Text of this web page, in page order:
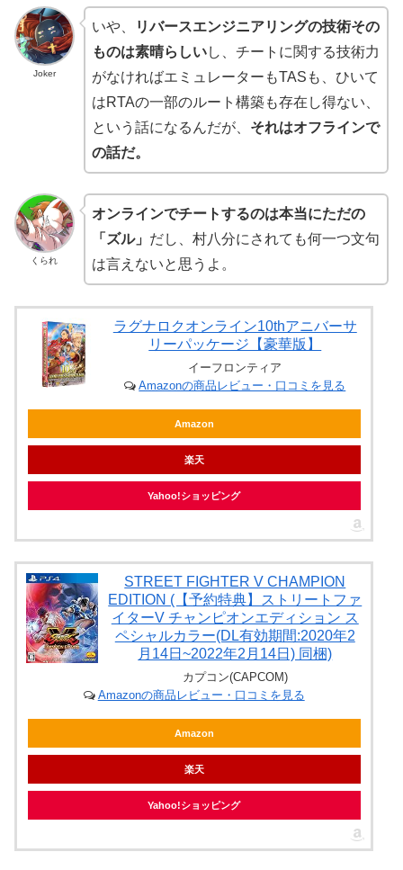
Joker
いや、
リバースエンジニアリングの技術その
ものは素晴らしいし、チートに関する技術力
がなければエミュレーターもTASも、ひいて
はRTAの一部のルート構築も存在し得ない、
という話になるんだが、 それはオフラインで
の話だ。
くられ
オンラインでチートするのは本当にただの
「ズル」 だし、村八分にされても何一つ文句
は言えないと思うよ。
ラグナロクオンライン10thアニバーサ
リーパッケージ【豪華版】
イーフロンティア
Amazonの商品レビュー・口コミを見る
Amazon
楽天
Yahoo!ショッピング
STREET FIGHTER V CHAMPION
EDITION (【予約特典】ストリートファ
イターV チャンピオンエディション ス
ペシャルカラー(DL有効期間:2020年2
月14日~2022年2月14日) 同梱)
カプコン(CAPCOM)
Amazonの商品レビュー・口コミを見る
Amazon
楽天
Yahoo!ショッピング